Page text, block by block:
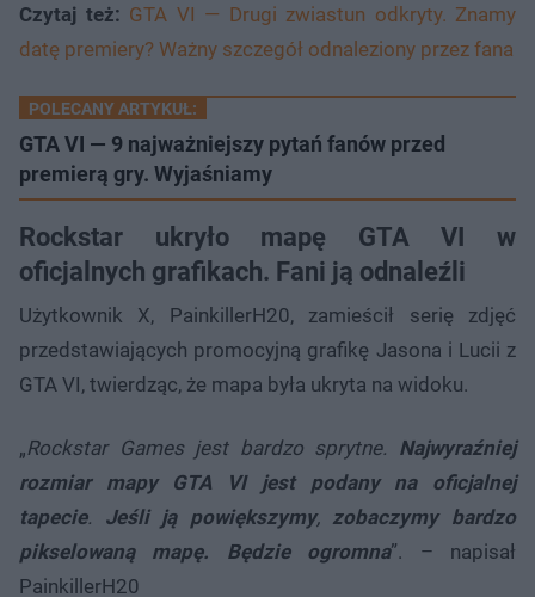
Czytaj też: GTA VI — Drugi zwiastun odkryty. Znamy
datę premiery? Ważny szczegół odnaleziony przez fana
POLECANY ARTYKUŁ:
GTA VI — 9 najważniejszy pytań fanów przed
premierą gry. Wyjaśniamy
Rockstar ukryło mapę GTA VI w
oficjalnych grafikach. Fani ją odnaleźli
Użytkownik X, PainkillerH20, zamieścił serię zdjęć
przedstawiających promocyjną grafikę Jasona i Lucii z
GTA VI, twierdząc, że mapa była ukryta na widoku.
„Rockstar Games jest bardzo sprytne. Najwyraźniej
rozmiar mapy GTA VI jest podany na oficjalnej
tapecie. Jeśli ją powiększymy,zobaczymy bardzo
pikselowaną mapę. Będzie ogromna”. – napisał
PainkillerH20